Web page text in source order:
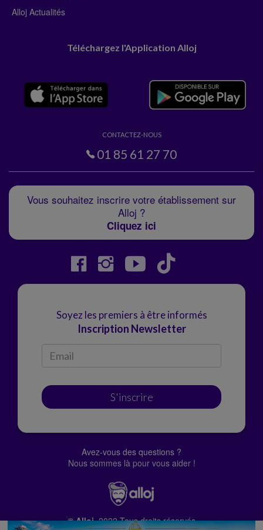
Alloj Actualités
Téléchargez l'Application Alloj
CONTACTEZ-NOUS
01 85 61 27 70
Vous souhaitez inscrire votre établissement sur
Alloj ?
Cliquez ici
Soyez les premiers à être informés
Inscription Newsletter
S'inscrire
Avez-vous des questions ?
Nous sommes là pour vous aider !
© Alloj.2022 Tous droits réservés